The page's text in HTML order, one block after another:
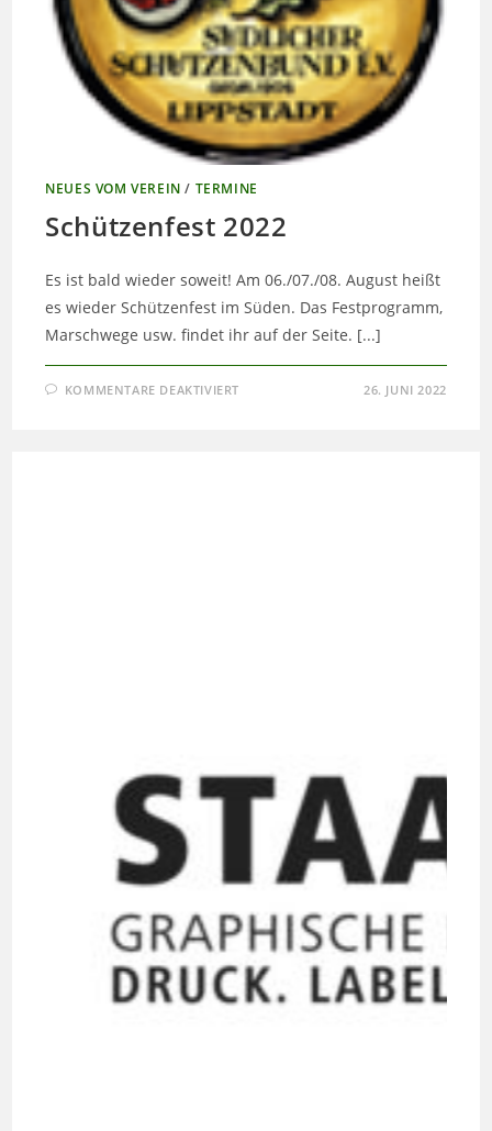
NEUES VOM VEREIN / TERMINE
Schützenfest 2022
Es ist bald wieder soweit! Am 06./07./08. August heißt
es wieder Schützenfest im Süden. Das Festprogramm,
Marschwege usw. findet ihr auf der Seite. [...]
KOMMENTARE DEAKTIVIERT 26. JUNI 2022